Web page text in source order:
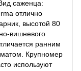
саженца:
отлично
высотой 80
вишневого
ранним
Крупномер
используют